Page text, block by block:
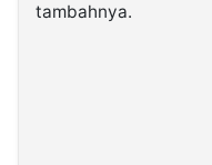
tambahnya.